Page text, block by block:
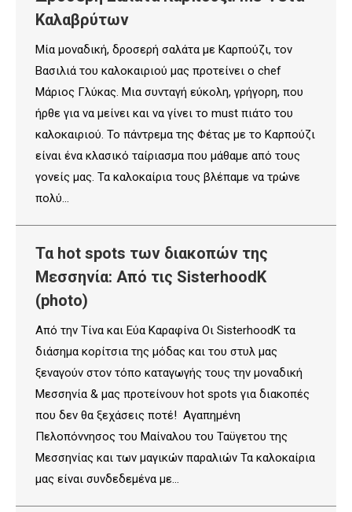
Καλαβρύτων
Μία μοναδική, δροσερή σαλάτα με Καρπούζι, τον
Βασιλιά του καλοκαιριού μας προτείνει ο chef
Μάριος Γλύκας. Μια συνταγή εύκολη, γρήγορη, που
ήρθε για να μείνει και να γίνει το must πιάτο του
καλοκαιριού. Το πάντρεμα της Φέτας με το Καρπούζι
είναι ένα κλασικό ταίριασμα που μάθαμε από τους
γονείς μας. Τα καλοκαίρια τους βλέπαμε να τρώνε
πολύ…
Τα hot spots των διακοπών της
Μεσσηνία: Από τις SisterhoodK
(photo)
Από την Τίνα και Εύα Καραφίνα Οι SisterhoodK τα
διάσημα κορίτσια της μόδας και του στυλ μας
ξεναγούν στον τόπο καταγωγής τους την μοναδική
Μεσσηνία & μας προτείνουν hot spots για διακοπές
που δεν θα ξεχάσεις ποτέ! Αγαπημένη
Πελοπόννησος του Μαίναλου του Ταϋγετου της
Μεσσηνίας και των μαγικών παραλιών Τα καλοκαίρια
μας είναι συνδεδεμένα με…